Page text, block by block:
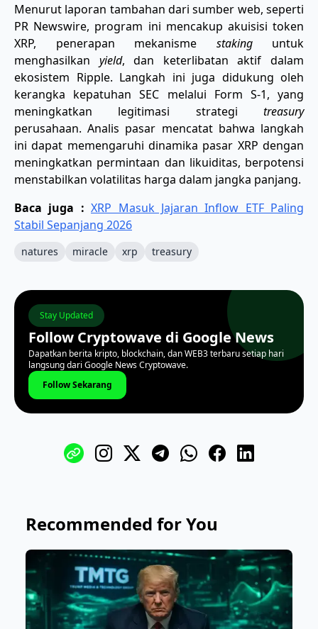
Menurut laporan tambahan dari sumber web, seperti
PR Newswire, program ini mencakup akuisisi token
XRP, penerapan mekanisme staking untuk
menghasilkan yield, dan keterlibatan aktif dalam
ekosistem Ripple. Langkah ini juga didukung oleh
kerangka kepatuhan SEC melalui Form S-1, yang
meningkatkan legitimasi strategi treasury
perusahaan. Analis pasar mencatat bahwa langkah
ini dapat memengaruhi dinamika pasar XRP dengan
meningkatkan permintaan dan likuiditas, berpotensi
menstabilkan volatilitas harga dalam jangka panjang.
Baca juga :XRP Masuk Jajaran Inflow ETF Paling
Stabil Sepanjang 2026
natures miracle xrp treasury
Stay Updated
Follow Cryptowave di Google News
Dapatkan berita kripto, blockchain, dan WEB3 terbaru setiap hari
langsung dari Google News Cryptowave.
Follow Sekarang
Recommended for You